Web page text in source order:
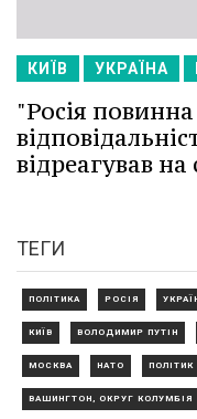
КИЇВ УКРАЇНА
"Росія
відреагував
ТЕГИ
ПОЛІТИКА РОСІЯ
КИЇВ ВОЛОДИМИР ПУТІН
МОСКВА НАТО ПОЛІТИК
ВАШИНГТОН, ОКРУГ КОЛУМБІЯ